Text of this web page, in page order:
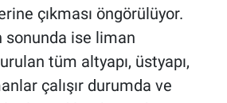
çıkması öngörülüyor.
ise liman
tüm altyapı, üstyapı,
çalışır durumda ve